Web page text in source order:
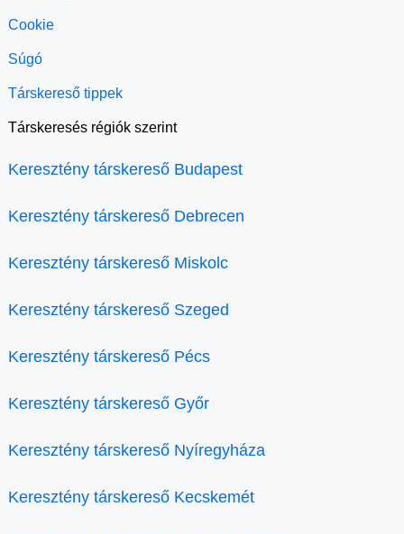
Cookie
Súgó
Társkereső tippek
Társkeresés régiók szerint
Keresztény társkereső Budapest
Keresztény társkereső Debrecen
Keresztény társkereső Miskolc
Keresztény társkereső Szeged
Keresztény társkereső Pécs
Keresztény társkereső Győr
Keresztény társkereső Nyíregyháza
Keresztény társkereső Kecskemét